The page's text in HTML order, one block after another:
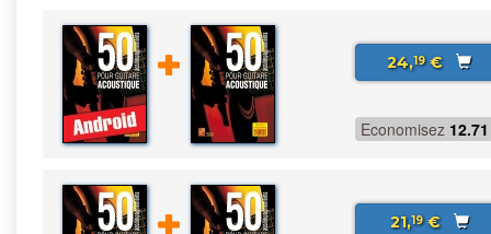
24,19€
Economisez 12.71
21,19€